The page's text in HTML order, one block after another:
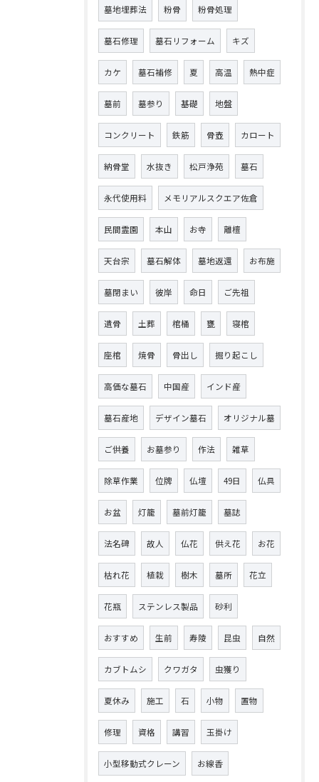
墓地埋葬法 粉骨 粉骨処理
墓石修理 墓石リフォーム キズ
カケ 墓石補修 夏 高温 熱中症
墓前 墓参り 基礎 地盤
コンクリート 鉄筋 骨壺 カロート
納骨堂 水抜き 松戸浄苑 墓石
永代使用料 メモリアルスクエア佐倉
民間霊園 本山 お寺 離檀
天台宗 墓石解体 墓地返還 お布施
墓閉まい 彼岸 命日 ご先祖
遺骨 土葬 棺桶 甕 寝棺
座棺 焼骨 骨出し 掘り起こし
高価な墓石 中国産 インド産
墓石産地 デザイン墓石 オリジナル墓
ご供養 お墓参り 作法 雑草
除草作業 位牌 仏壇 49日 仏具
お盆 灯籠 墓前灯籠 墓誌
法名碑 故人 仏花 供え花 お花
枯れ花 植栽 樹木 墓所 花立
花瓶 ステンレス製品 砂利
おすすめ 生前 寿陵 昆虫 自然
カブトムシ クワガタ 虫獲り
夏休み 施工 石 小物 置物
修理 資格 講習 玉掛け
小型移動式クレーン お線香